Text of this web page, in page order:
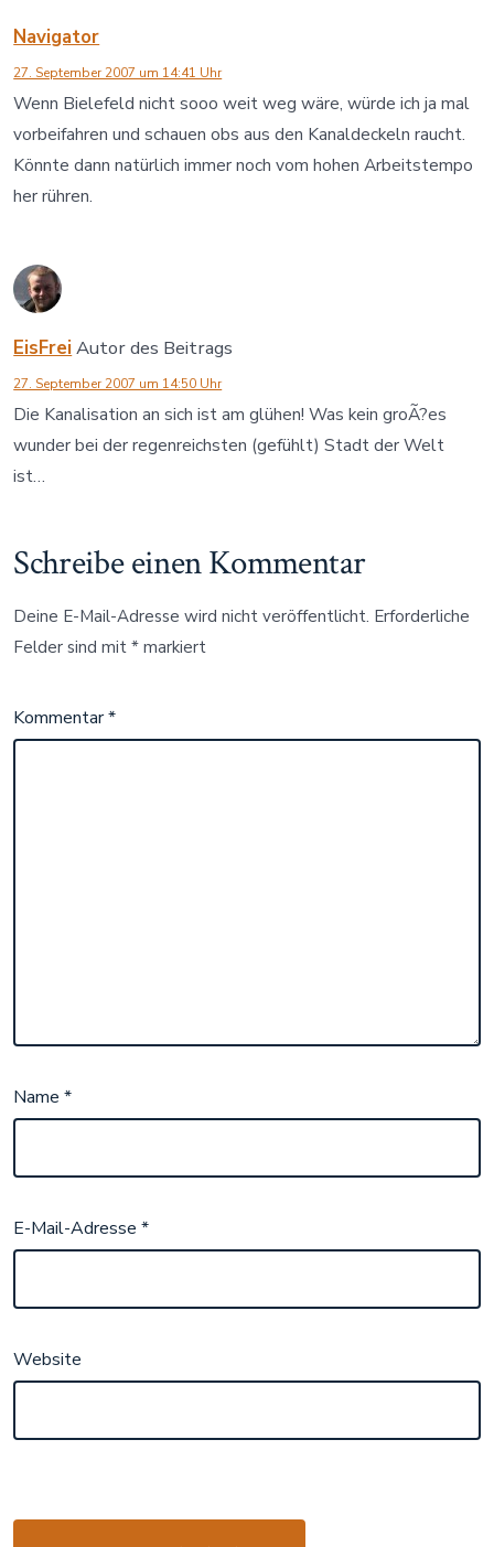
Navigator
27. September 2007 um 14:41 Uhr
Wenn Bielefeld nicht sooo weit weg wäre, würde ich ja mal
vorbeifahren und schauen obs aus den Kanaldeckeln raucht.
Könnte dann natürlich immer noch vom hohen Arbeitstempo
her rühren.
EisFreiAutor des Beitrags
27. September 2007 um 14:50 Uhr
Die Kanalisation an sich ist am glühen! Was kein groÃ?es
wunder bei der regenreichsten (gefühlt) Stadt der Welt
ist…
Schreibe einen Kommentar
Deine E-Mail-Adresse wird nicht veröffentlicht. Erforderliche
Felder sind mit* markiert
Kommentar*
Name*
E-Mail-Adresse*
Website